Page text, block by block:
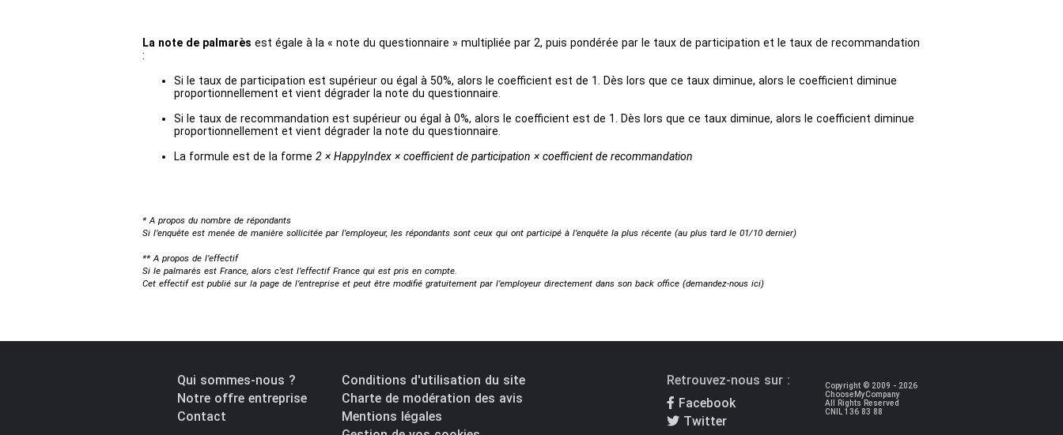
La note de palmarès est égale à la « note du questionnaire » multipliée par 2, puis pondérée par le taux de participation et le taux de recommandation
:
Si le taux de participation est supérieur ou égal à 50%, alors le coefficient est de 1. Dès lors que ce taux diminue, alors le coefficient diminue
proportionnellement et vient dégrader la note du questionnaire.
Si le taux de recommandation est supérieur ou égal à 0%, alors le coefficient est de 1. Dès lors que ce taux diminue, alors le coefficient diminue
proportionnellement et vient dégrader la note du questionnaire.
La formule est de la forme 2 × HappyIndex × coefficient de participation × coefficient de recommandation
* A propos du nombre de répondants
Si l’enquête est menée de manière sollicitée par l’employeur, les répondants sont ceux qui ont participé à l’enquête la plus récente (au plus tard le 01/10 dernier)
** A propos de l’effectif
Si le palmarès est France, alors c’est l’effectif France qui est pris en compte.
Cet effectif est publié sur la page de l’entreprise et peut être modifié gratuitement par l’employeur directement dans son back office (demandez-nous ici)
Qui sommes-nous ?
Notre offre entreprise
Contact
Conditions d'utilisation du site
Charte de modération des avis
Mentions légales
Retrouvez-nous sur :
Facebook
Twitter
Copyright © 2009 - 2026
ChooseMyCompany
All Rights Reserved
CNIL 136 83 88